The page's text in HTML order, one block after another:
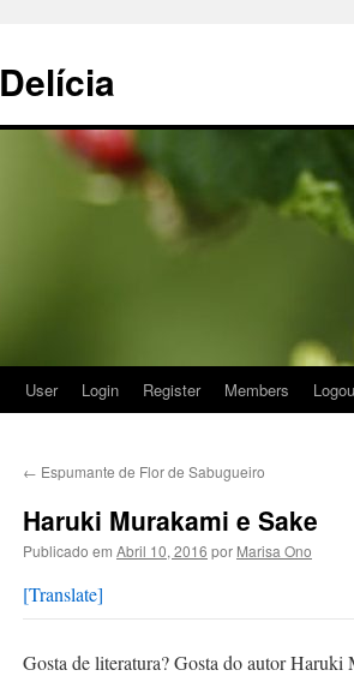
Delícia
Saltar
conteúdo
User Login Register Members
← Espumante de Flor de Sabugueiro
Haruki Murakami e Sake
Publicado em Abril 10, 2016 por Marisa Ono
[Translate]
Gosta de literatura? Gosta do autor Haruki